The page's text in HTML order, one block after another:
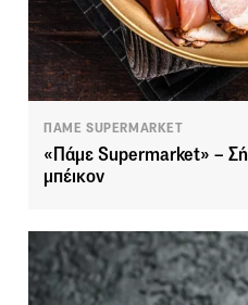
ΠΑΜΕ SUPERMARKET
«Πάμε Supermarket» –
μπέικον